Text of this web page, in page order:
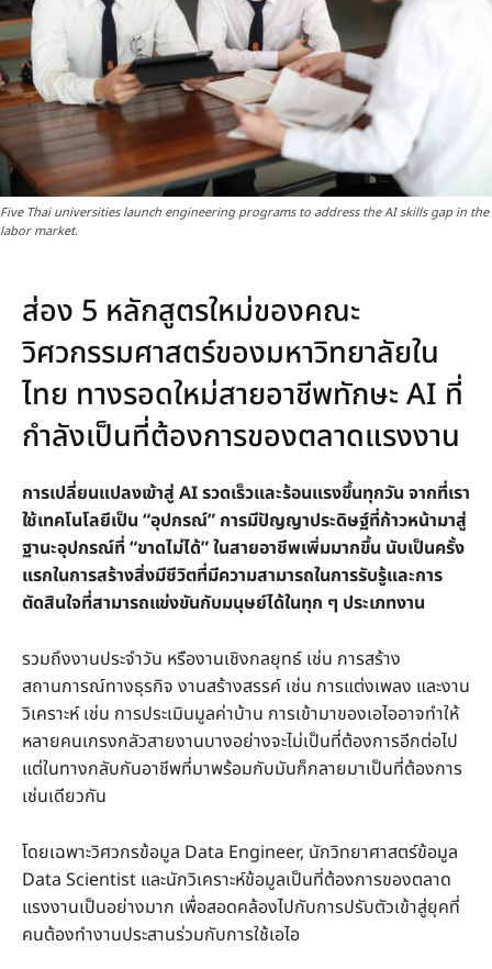
Five Thai universities launch engineering programs to address the AI skills gap in the
labor market.
ส่อง 5 หลักสูตรใหม่ของคณะ
วิศวกรรมศาสตร์ของมหาวิทยาลัยใน
ไทย ทางรอดใหม่สายอาชีพทักษะ AI ที่
กำลังเป็นที่ต้องการของตลาดแรงงาน
การเปลี่ยนแปลงเข้าสู่ AI รวดเร็วและร้อนแรงขึ้นทุกวัน จากที่เรา
ใช้เทคโนโลยีเป็น “อุปกรณ์” การมีปัญญาประดิษฐ์ที่ก้าวหน้ามาสู่
ฐานะอุปกรณ์ที่ “ขาดไม่ได้” ในสายอาชีพเพิ่มมากขึ้น นับเป็นครั้ง
แรกในการสร้างสิ่งมีชีวิตที่มีความสามารถในการรับรู้และการ
ตัดสินใจที่สามารถแข่งขันกับมนุษย์ได้ในทุก ๆ ประเภทงาน
รวมถึงงานประจำวัน หรืองานเชิงกลยุทธ์ เช่น การสร้าง
สถานการณ์ทางธุรกิจ งานสร้างสรรค์ เช่น การแต่งเพลง และงาน
วิเคราะห์ เช่น การประเมินมูลค่าบ้าน การเข้ามาของเอไออาจทำให้
หลายคนเกรงกลัวสายงานบางอย่างจะไม่เป็นที่ต้องการอีกต่อไป
แต่ในทางกลับกันอาชีพที่มาพร้อมกับมันก็กลายมาเป็นที่ต้องการ
เช่นเดียวกัน
โดยเฉพาะวิศวกรข้อมูล Data Engineer, นักวิทยาศาสตร์ข้อมูล
Data Scientist และนักวิเคราะห์ข้อมูลเป็นที่ต้องการของตลาด
แรงงานเป็นอย่างมาก เพื่อสอดคล้องไปกับการปรับตัวเข้าสู่ยุคที่
คนต้องทำงานประสานร่วมกับการใช้เอไอ